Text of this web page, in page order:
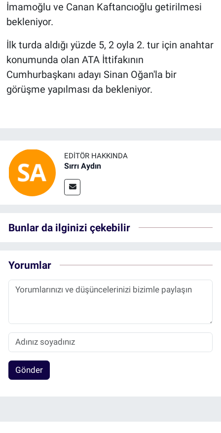
İmamoğlu ve Canan Kaftancıoğlu getirilmesi
bekleniyor.
İlk turda aldığı yüzde 5, 2 oyla 2. tur için anahtar
konumunda olan ATA İttifakının
Cumhurbaşkanı adayı Sinan Oğan'la bir
görüşme yapılması da bekleniyor.
EDITÖR HAKKINDA
Sırrı Aydın
Bunlar da ilginizi çekebilir
Yorumlar
Gönder